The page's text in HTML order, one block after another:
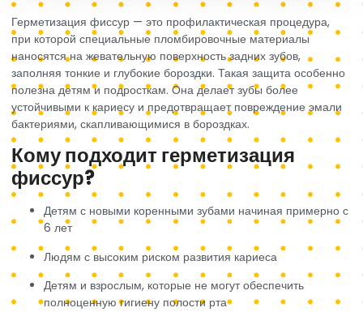
Герметизация фиссур — это профилактическая процедура,
при которой специальные пломбировочные материалы
наносятся на жевательную поверхность задних зубов,
заполняя тонкие и глубокие бороздки. Такая защита особенно
полезна детям и подросткам. Она делает зубы более
устойчивыми к кариесу и предотвращает повреждение эмали
бактериями, скапливающимися в бороздках.
Кому подходит герметизация
фиссур?
Детям с новыми коренными зубами начиная примерно с
6 лет
Людям с высоким риском развития кариеса
Детям и взрослым, которые не могут обеспечить
полноценную гигиену полости рта